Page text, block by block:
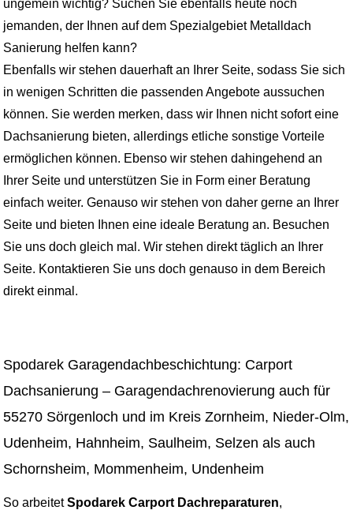
ungemein wichtig? Suchen Sie ebenfalls heute noch
jemanden, der Ihnen auf dem Spezialgebiet Metalldach
Sanierung helfen kann?
Ebenfalls wir stehen dauerhaft an Ihrer Seite, sodass Sie sich
in wenigen Schritten die passenden Angebote aussuchen
können. Sie werden merken, dass wir Ihnen nicht sofort eine
Dachsanierung bieten, allerdings etliche sonstige Vorteile
ermöglichen können. Ebenso wir stehen dahingehend an
Ihrer Seite und unterstützen Sie in Form einer Beratung
einfach weiter. Genauso wir stehen von daher gerne an Ihrer
Seite und bieten Ihnen eine ideale Beratung an. Besuchen
Sie uns doch gleich mal. Wir stehen direkt täglich an Ihrer
Seite. Kontaktieren Sie uns doch genauso in dem Bereich
direkt einmal.
Spodarek Garagendachbeschichtung: Carport
Dachsanierung – Garagendachrenovierung auch für
55270 Sörgenloch und im Kreis Zornheim, Nieder-Olm,
Udenheim, Hahnheim, Saulheim, Selzen als auch
Schornsheim, Mommenheim, Undenheim
So arbeitetSpodarek Carport Dachreparaturen,